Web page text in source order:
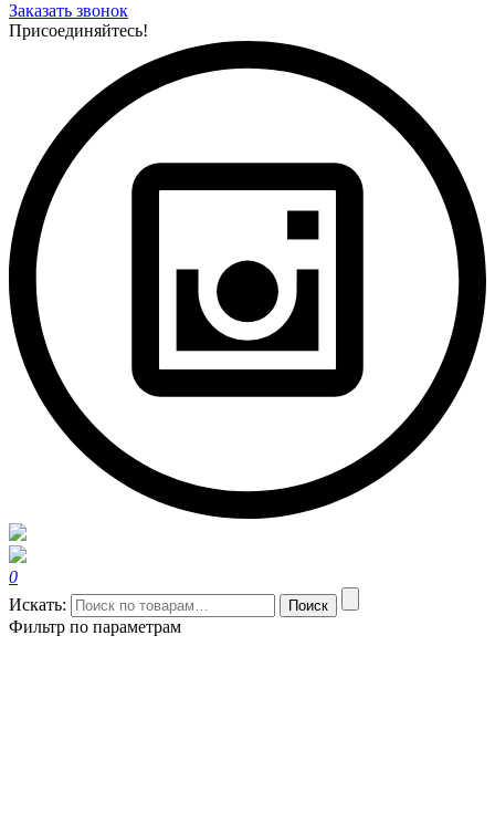
Заказать звонок
Присоединяйтесь!
0
Искать:
Поиск
Фильтр по параметрам